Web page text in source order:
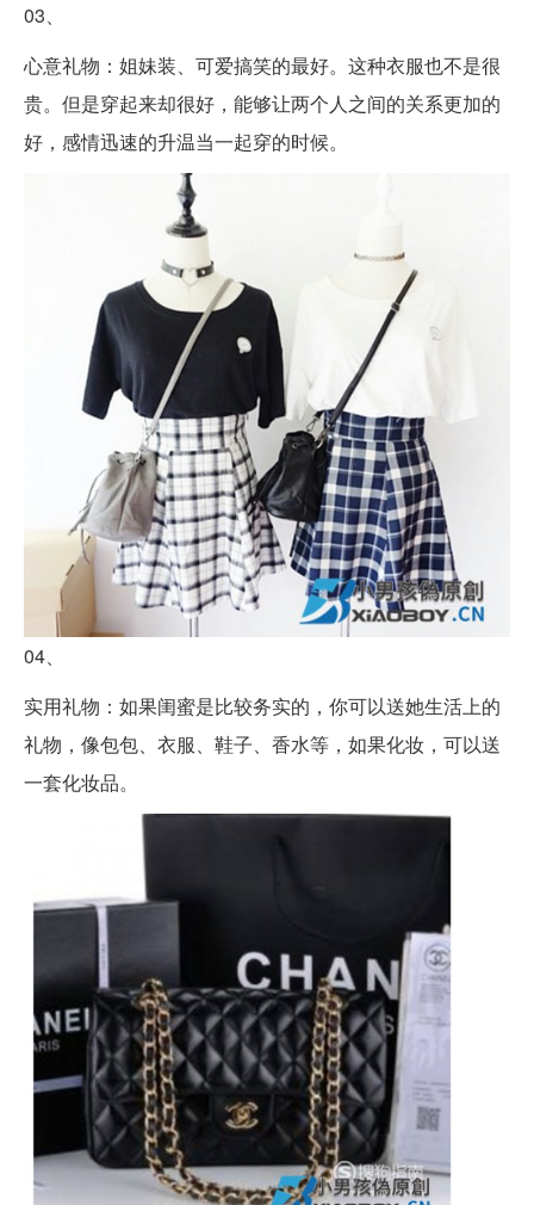
03、
心意礼物：姐妹装、可爱搞笑的最好。这种衣服也不是很
贵。但是穿起来却很好，能够让两个人之间的关系更加的
好，感情迅速的升温当一起穿的时候。
04、
实用礼物：如果闺蜜是比较务实的，你可以送她生活上的
礼物，像包包、衣服、鞋子、香水等，如果化妆，可以送
一套化妆品。